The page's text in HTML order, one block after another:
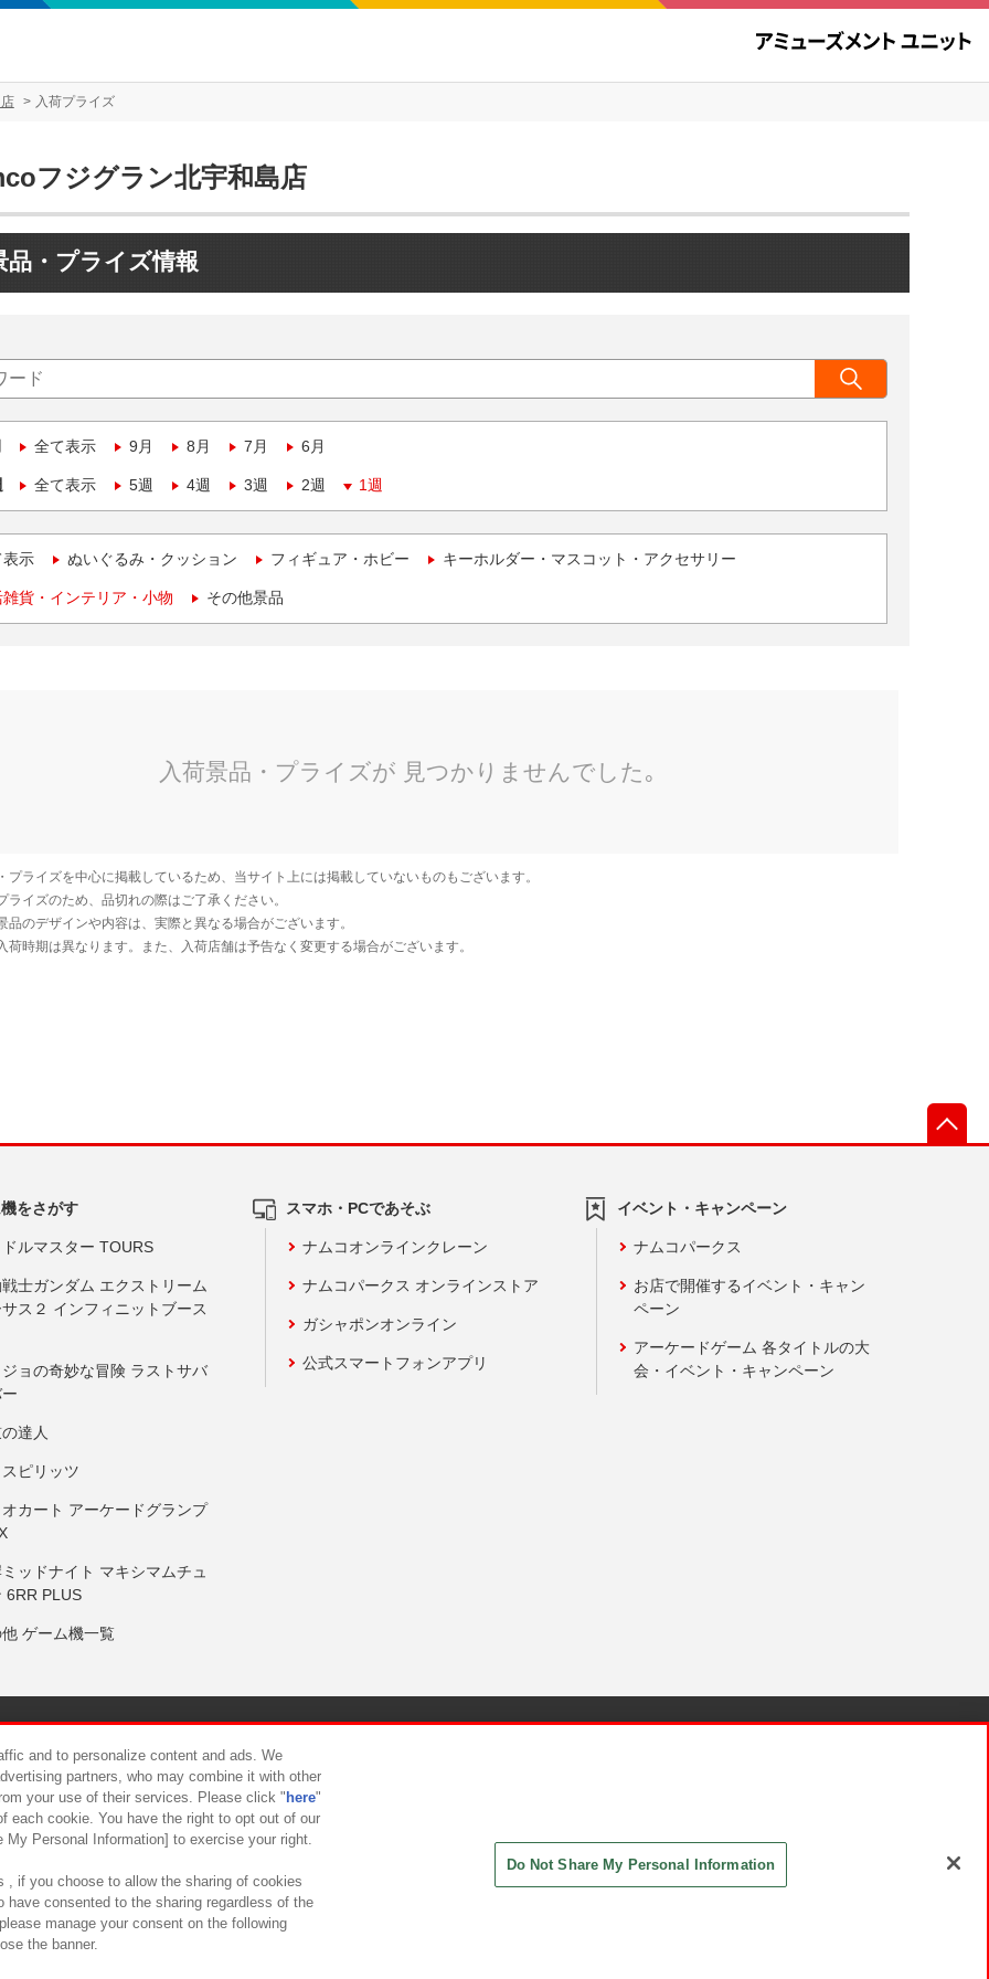
入荷プライズ
フジグラン北宇和島店
品・プライズ情報
全て表示 9月 8月 7月 6月
全て表示 5週 4週 3週 2週 1週
表示 ぬいぐるみ・クッション フィギュア・ホビー キーホルダー・マスコット・アクセサリー
貨・インテリア・小物 その他景品
をさがす
ルマスター TOURS
士ガンダム エクストリーム
ス２ インフィニットブース
ョの奇妙な冒険 ラストサバ
達人
ピリッツ
カート アーケードグランプ
ッドナイト マキシマムチュ
6RR PLUS
ゲーム機一覧
スマホ・PCであそぶ
ナムコオンラインクレーン
ナムコパークス オンラインストア
ガシャポンオンライン
公式スマートフォンアプリ
イベント・キャンペーン
ナムコパークス
お店で開催するイベント・キャン
ペーン
アーケードゲーム 各タイトルの大
会・イベント・キャンペーン
について カスタマーハラスメント対応方針
and to personalize content and ads. We
partners, who may combine it with other
your use of their services. Please click " here"
each cookie. You have the right to opt out of our
Personal Information] to exercise your right.
, if you choose to allow the sharing of cookies
have consented to the sharing regardless of the
manage your consent on the following
the banner.
Do Not Share My Personal Information